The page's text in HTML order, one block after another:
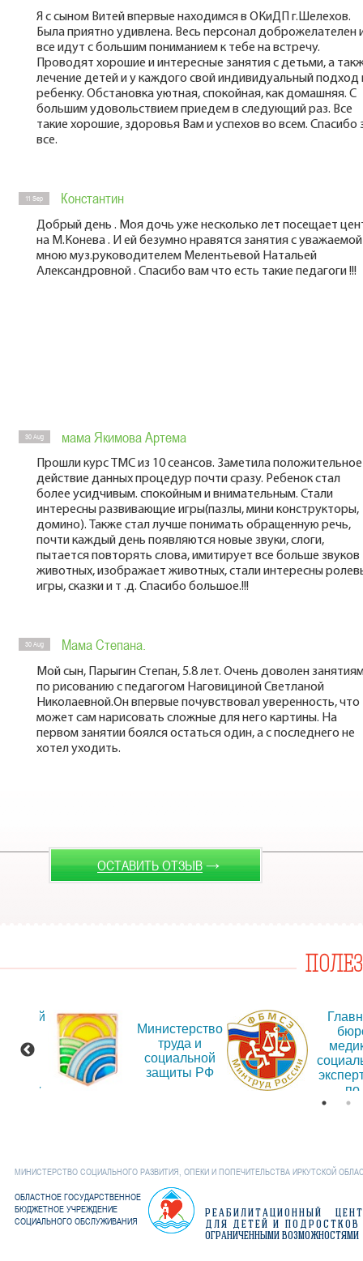
Я с сыном Витей впервые находимся в ОКиДП г.Шелехов.
Была приятно удивлена. Весь персонал доброжелателен
все идут с большим пониманием к тебе на встречу.
Проводят хорошие и интересные занятия с детьми, а
лечение детей и у каждого свой индивидуальный подход
ребенку. Обстановка уютная, спокойная, как домашняя. С
большим удовольствием приедем в следующий раз. Все
такие хорошие, здоровья Вам и успехов во всем. Спасибо
все.
11 Sep Константин
Добрый день . Моя дочь уже несколько лет посещает
на М.Конева . И ей безумно нравятся занятия с уважаемой
мною муз.руководителем Мелентьевой Натальей
Александровной . Спасибо вам что есть такие педагоги !!!
30 Aug мама Якимова Артема
Прошли курс ТМС из 10 сеансов. Заметила положительное
действие данных процедур почти сразу. Ребенок стал
более усидчивым. спокойным и внимательным. Стали
интересны развивающие игры(пазлы, мини конструкторы,
домино). Также стал лучше понимать обращенную речь,
почти каждый день появляются новые звуки, слоги,
пытается повторять слова, имитирует все больше звуков
животных, изображает животных, стали интересны
игры, сказки и т .д. Спасибо большое.!!!
30 Aug Мама Степана.
Мой сын, Парыгин Степан, 5.8 лет. Очень доволен
по рисованию с педагогом Наговициной Светланой
Николаевной.Он впервые почувствовал уверенность, что
может сам нарисовать сложные для него картины. На
первом занятии боялся остаться один, а с последнего не
хотел уходить.
ОСТАВИТЬ ОТЗЫВ→
Министерство
труда и
социальной
защиты РФ
по
МИНИСТЕРСТВО СОЦИАЛЬНОГО РАЗВИТИЯ, ОПЕКИ И ПОПЕЧИТЕЛЬСТВА ИРКУТСКОЙ
ОБЛАСТНОЕ ГОСУДАРСТВЕННОЕ
БЮДЖЕТНОЕ УЧРЕЖДЕНИЕ
СОЦИАЛЬНОГО ОБСЛУЖИВАНИЯ
РЕАБИЛИТАЦИОННЫЙ
ДЛЯ ДЕТЕЙ И ПОДРОСТКОВ
ОГРАНИЧЕННЫМИ ВОЗМОЖНОСТЯМИ